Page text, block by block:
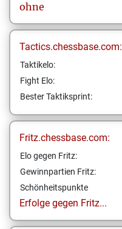
ohne
Tactics.chessbase.com:
Taktikelo:
Fight Elo:
Bester Taktiksprint:
Fritz.chessbase.com:
Elo gegen Fritz:
Gewinnpartien Fritz:
Schönheitspunkte
Erfolge gegen Fritz...